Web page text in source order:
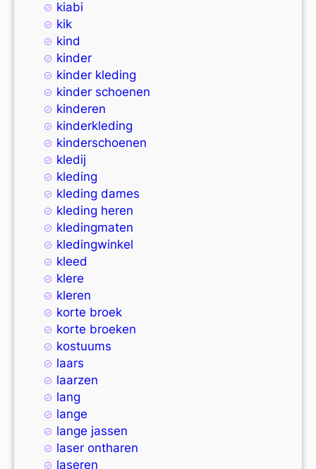
kiabi
kik
kind
kinder
kinder kleding
kinder schoenen
kinderen
kinderkleding
kinderschoenen
kledij
kleding
kleding dames
kleding heren
kledingmaten
kledingwinkel
kleed
klere
kleren
korte broek
korte broeken
kostuums
laars
laarzen
lang
lange
lange jassen
laser ontharen
laseren